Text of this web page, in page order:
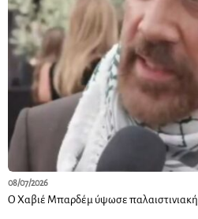
08/07/2026
Ο Χαβιέ Μπαρδέμ ύψωσε